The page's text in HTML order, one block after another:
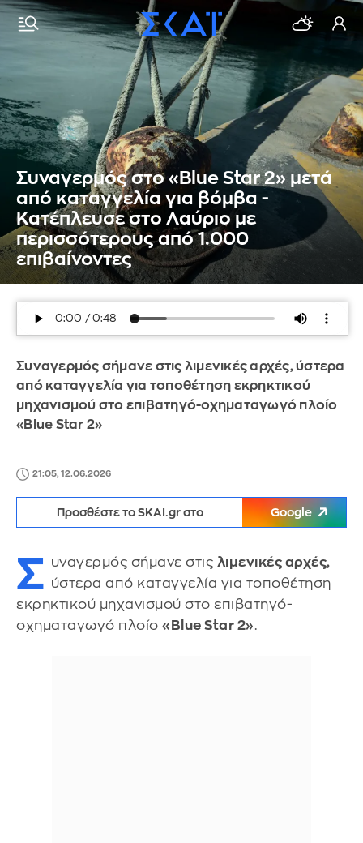
Συναγερμός στο «Blue Star 2» μετά
από καταγγελία για βόμβα -
Κατέπλευσε στο Λαύριο με
περισσότερους από 1.000
επιβαίνοντες
Συναγερμός σήμανε στις λιμενικές αρχές, ύστερα
από καταγγελία για τοποθέτηση εκρηκτικού
μηχανισμού στο επιβατηγό-οχηματαγωγό πλοίο
«Blue Star 2»
21:05, 12.06.2026
Προσθέστε το SKAI.gr στο Google
Σ υναγερμός σήμανε στις λιμενικές αρχές,
ύστερα από καταγγελία για τοποθέτηση
εκρηκτικού μηχανισμού στο επιβατηγό-
οχηματαγωγό πλοίο «Blue Star 2».